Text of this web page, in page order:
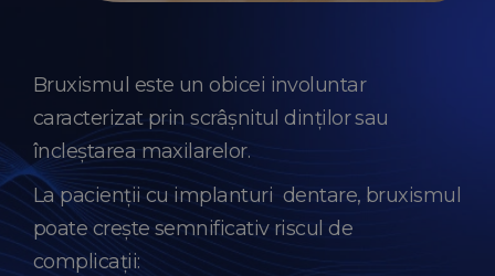
Bruxismul este un obicei involuntar
caracterizat prin scrâșnitul dinților sau
încleștarea maxilarelor.
La pacienții cu implanturi dentare, bruxismul
poate crește semnificativ riscul de
complicații: